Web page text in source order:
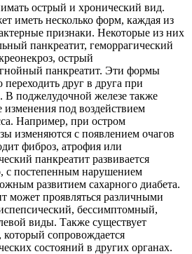
острый и хронический вид.
иметь несколько форм, каждая из
признаки. Некоторые из них
панкреатит, геморрагический
острый
панкреатит. Эти формы
переходить друг в друга при
В поджелудочной железе также
изменения под воздействием
Например, при остром
изменяются с появлением очагов
фиброз, атрофия или
панкреатит развивается
с постепенным нарушением
развитием сахарного диабета.
может проявляться различными
бессимптомный,
виды. Также существует
сопровождается
состояний в других органах.